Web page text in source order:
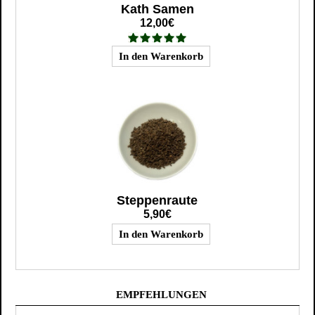
Kath Samen
12,00€
Steppenraute
5,90€
EMPFEHLUNGEN